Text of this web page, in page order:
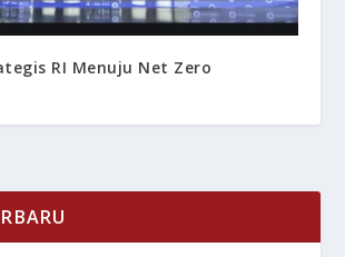
RI Menuju Net Zero